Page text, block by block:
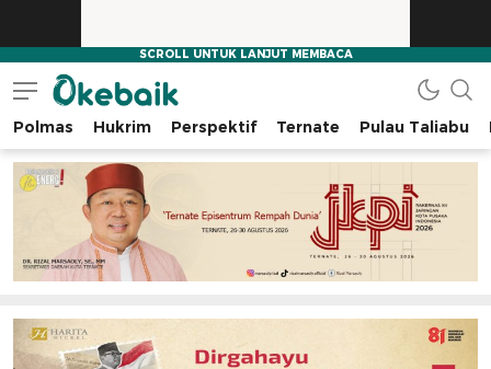
Okebaik.id
Baiknya Dibaca
Polmas Hukrim Perspektif Ternate Pulau Taliabu